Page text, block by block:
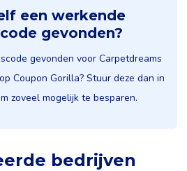
een werkende
gevonden?
gevonden voor Carpetdreams
Coupon Gorilla? Stuur deze dan in
zoveel mogelijk te besparen.
bedrijven